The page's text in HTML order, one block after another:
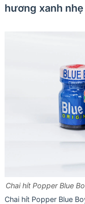
hương xanh
Chai hít Popper Blue
Chai hít Popper Blue